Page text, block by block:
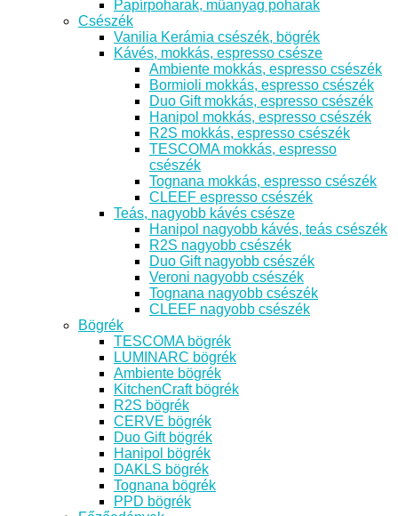
Papírpoharak, műanyag poharak
Csészék
Vanilia Kerámia csészék, bögrék
Kávés, mokkás, espresso csésze
Ambiente mokkás, espresso csészék
Bormioli mokkás, espresso csészék
Duo Gift mokkás, espresso csészék
Hanipol mokkás, espresso csészék
R2S mokkás, espresso csészék
TESCOMA mokkás, espresso
csészék
Tognana mokkás, espresso csészék
CLEEF espresso csészék
Teás, nagyobb kávés csésze
Hanipol nagyobb kávés, teás csészék
R2S nagyobb csészék
Duo Gift nagyobb csészék
Veroni nagyobb csészék
Tognana nagyobb csészék
CLEEF nagyobb csészék
Bögrék
TESCOMA bögrék
LUMINARC bögrék
Ambiente bögrék
KitchenCraft bögrék
R2S bögrék
CERVE bögrék
Duo Gift bögrék
Hanipol bögrék
DAKLS bögrék
Tognana bögrék
PPD bögrék